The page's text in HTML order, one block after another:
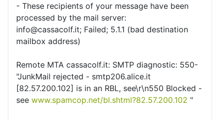
- These recipients of your message have been
processed by the mail server:
info@cassacolf.it; Failed; 5.1.1 (bad destination
mailbox address)
Remote MTA cassacolf.it: SMTP diagnostic: 550-
"JunkMail rejected - smtp206.alice.it
[82.57.200.102] is in an RBL, see\r\n550 Blocked -
see www.spamcop.net/bl.shtml?82.57.200.102 "